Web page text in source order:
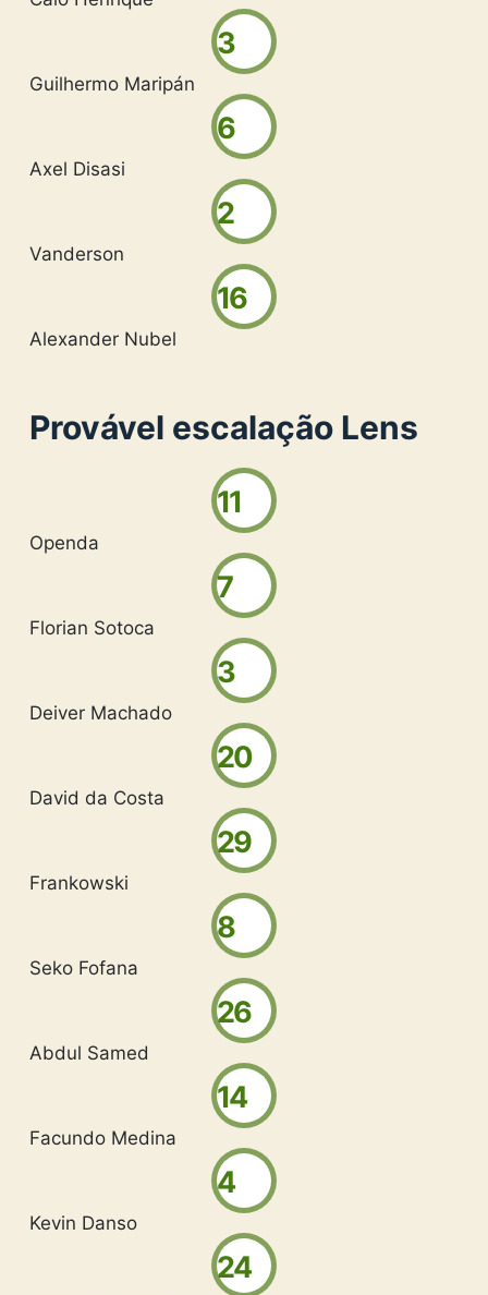
3
Guilhermo Maripán
6
Axel Disasi
2
Vanderson
16
Alexander Nubel
Provável escalação Lens
11
Openda
7
Florian Sotoca
3
Deiver Machado
20
David da Costa
29
Frankowski
8
Seko Fofana
26
Abdul Samed
14
Facundo Medina
4
Kevin Danso
24